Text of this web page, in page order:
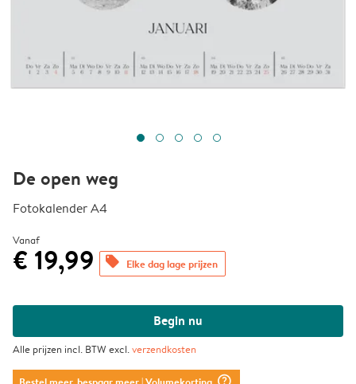
De open weg
Fotokalender A4
Vanaf
€ 19,99 offers Elke dag lage prijzen
Begin nu
Alle prijzen incl. BTW excl.verzendkosten
question_mark_circle